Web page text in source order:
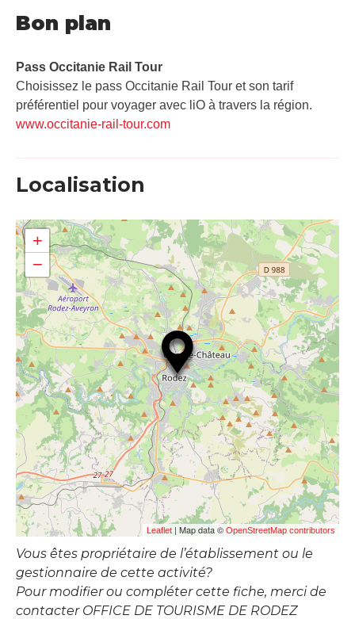
Bon plan
Pass Occitanie Rail Tour​
Choisissez le pass Occitanie Rail Tour et son tarif
préférentiel pour voyager avec liO à travers la région.
www.occitanie-rail-tour.com
Localisation
+
−
Leaflet | Map data © OpenStreetMap contributors
Vous êtes propriétaire de l’établissement ou le
gestionnaire de cette activité?
Pour modifier ou compléter cette fiche, merci de
contacter OFFICE DE TOURISME DE RODEZ